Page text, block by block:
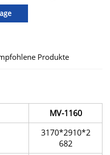
Produkte
MV-1160
3170*2910*2
682